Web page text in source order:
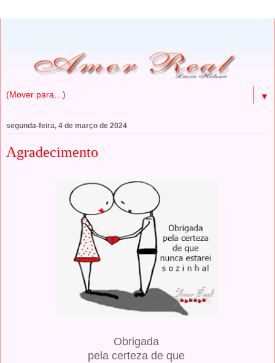
▼
segunda-feira, 4 de março de 2024
Agradecimento
Obrigada
pela certeza de que